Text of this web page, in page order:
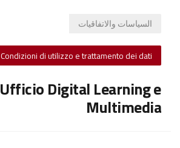
السياسات والاتفاقيات
Condizioni di utilizzo e trattamento dei dati
Ufficio Digital Learning e
Multimedia